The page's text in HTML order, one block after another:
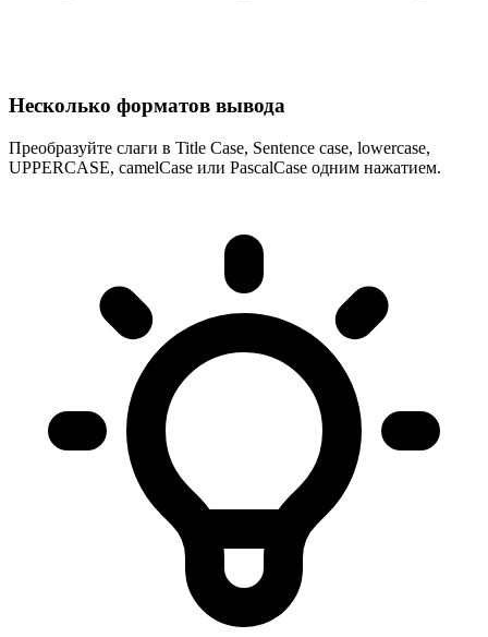
Несколько форматов вывода
Преобразуйте слаги в Title Case, Sentence case, lowercase,
UPPERCASE, camelCase или PascalCase одним нажатием.